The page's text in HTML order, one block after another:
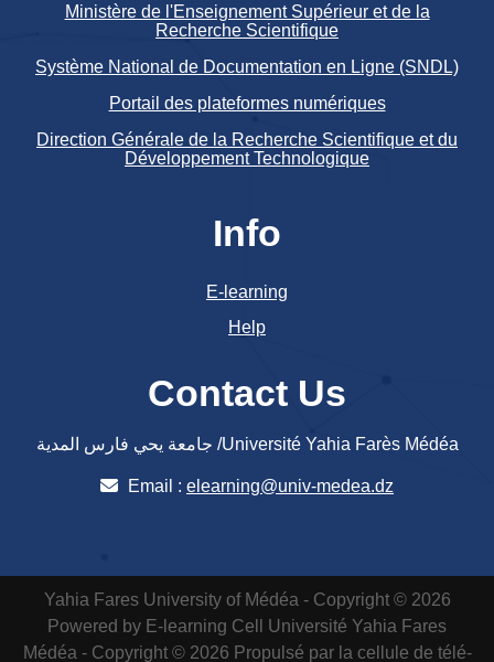
Ministère de l'Enseignement Supérieur et de la
Recherche Scientifique
Système National de Documentation en Ligne (SNDL)
Portail des plateformes numériques
Direction Générale de la Recherche Scientifique et du
Développement Technologique
Info
E-learning
Help
Contact Us
جامعة يحي فارس المدية /Université Yahia Farès Médéa
Email : elearning@univ-medea.dz
Yahia Fares University of Médéa - Copyright © 2026
Powered by E-learning Cell
Université Yahia Fares
Médéa - Copyright © 2026 Propulsé par la cellule de télé-